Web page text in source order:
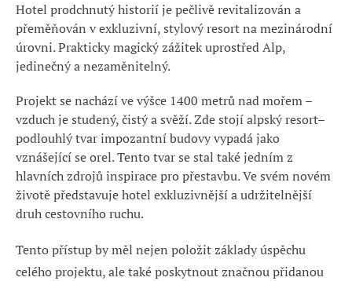
Hotel prodchnutý historií je pečlivě revitalizován a
přeměňován v exkluzivní, stylový resort na mezinárodní
úrovni. Prakticky magický zážitek uprostřed Alp,
jedinečný a nezaměnitelný.
Projekt se nachází ve výšce 1400 metrů nad mořem –
vzduch je studený, čistý a svěží. Zde stojí alpský resort–
podlouhlý tvar impozantní budovy vypadá jako
vznášející se orel. Tento tvar se stal také jedním z
hlavních zdrojů inspirace pro přestavbu. Ve svém novém
životě představuje hotel exkluzivnější a udržitelnější
druh cestovního ruchu.
Tento přístup by měl nejen položit základy úspěchu
celého projektu, ale také poskytnout značnou přidanou